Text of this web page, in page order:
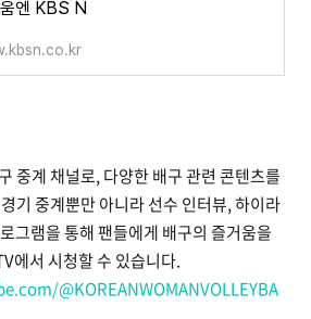
엔 KBS N
중계 채널로, 다양한 배구 관련 콘텐츠를
기 중계뿐만 아니라 선수 인터뷰, 하이라
그램을 통해 팬들에게 배구의 즐거움을
에서 시청할 수 있습니다.
@KOREANWOMANVOLLEYBA